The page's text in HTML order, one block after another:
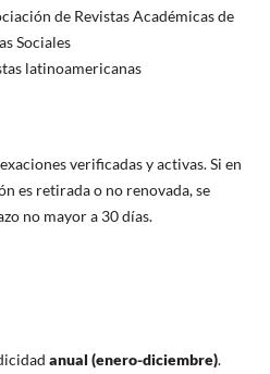
de Revistas Académicas de
Sociales
latinoamericanas
verificadas y activas. Si en
es retirada o no renovada, se
no mayor a 30 días.
anual (enero-diciembre).